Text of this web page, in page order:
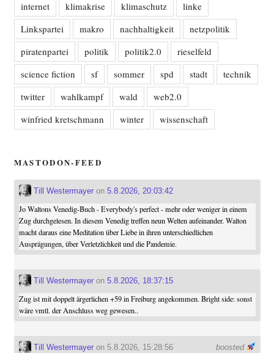
internet klimakrise klimaschutz
linke
Linkspartei
makro nachhaltigkeit
netzpolitik
piratenpartei
politik politik2.0
rieselfeld
science fiction
sf sommer spd stadt
technik
twitter
wahlkampf wald
web2.0
winfried kretschmann
winter wissenschaft
MASTODON-FEED
Till Westermayeron 5.8.2026, 20:03:42
Jo Waltons Venedig-Buch - Everybody's perfect - mehr oder weniger in einem
Zug durchgelesen. In diesem Venedig treffen neun Welten aufeinander. Walton
macht daraus eine Meditation über Liebe in ihren unterschiedlichen
Ausprägungen, über Verletzlichkeit und die Pandemie.
Till Westermayeron 5.8.2026, 18:37:15
Zug ist mit doppelt ärgerlichen +59 in Freiburg angekommen. Bright side: sonst
wäre vmtl. der Anschluss weg gewesen..
boosted
Till Westermayeron 5.8.2026, 15:28:56